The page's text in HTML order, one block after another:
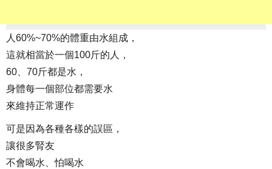
人60%~70%的體重由水組成，
這就相當於一個100斤的人，
60、70斤都是水，
身體每一個部位都需要水
來維持正常運作
可是因為各種各樣的誤區，
讓很多腎友
不會喝水、怕喝水